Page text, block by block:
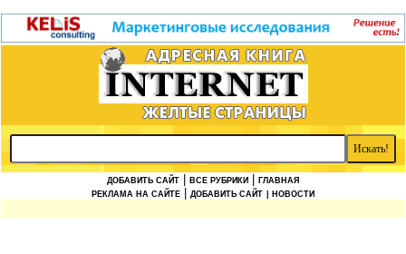
ДОБАВИТЬ САЙТ ВСЕ РУБРИКИ
ГЛАВНАЯ
РЕКЛАМА НА САЙТЕ
ДОБАВИТЬ САЙТ | НОВОСТИ